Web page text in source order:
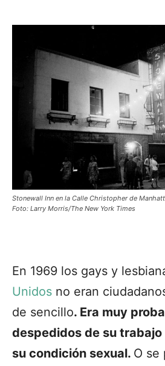
Stonewall Inn en la Calle Christopher de
Foto: Larry Morris/The New York Times
En 1969 los gays y
Unidos no eran
de sencillo. Era muy
despedidos de su
su condición sexual. O se